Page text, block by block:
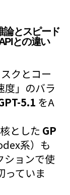
論とスピード
との違い
クとコー
度」のバラ
5.1 をA
とした GP
系）も
ションで使
っていま